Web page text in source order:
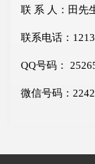
联 系 人：田先
联系电话：
QQ号码：
微信号码：